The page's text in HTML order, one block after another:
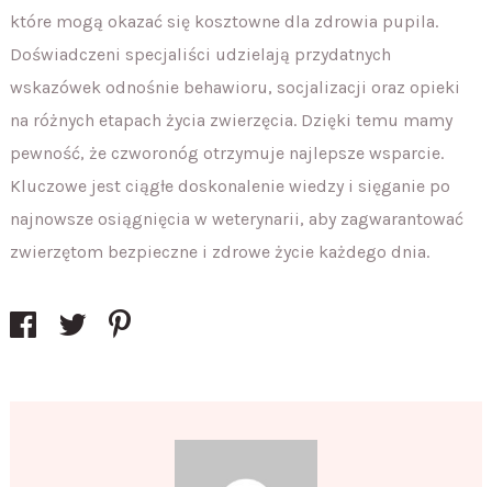
które mogą okazać się kosztowne dla zdrowia pupila.
Doświadczeni specjaliści udzielają przydatnych
wskazówek odnośnie behawioru, socjalizacji oraz opieki
na różnych etapach życia zwierzęcia. Dzięki temu mamy
pewność, że czworonóg otrzymuje najlepsze wsparcie.
Kluczowe jest ciągłe doskonalenie wiedzy i sięganie po
najnowsze osiągnięcia w weterynarii, aby zagwarantować
zwierzętom bezpieczne i zdrowe życie każdego dnia.